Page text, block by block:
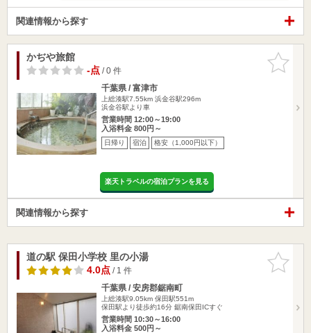
関連情報から探す
お気に入
りに追加
かぢや旅館
-点/ 0 件
千葉県 / 富津市
上総湊駅7.55km 浜金谷駅296m
浜金谷駅より車
営業時間 12:00～19:00
入浴料金 800円～
日帰り 宿泊 格安（1,000円以下）
楽天トラベルの宿泊プランを見る
関連情報から探す
お気に入
りに追加
道の駅 保田小学校 里の小湯
4.0点/ 1 件
千葉県 / 安房郡鋸南町
上総湊駅9.05km 保田駅551m
保田駅より徒歩約16分 鋸南保田ICすぐ
営業時間 10:30～16:00
入浴料金 500円～